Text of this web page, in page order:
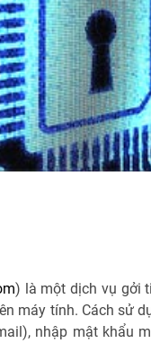
) là một dịch vụ gởi
máy tính. Cách sử
nhập mật khẩu